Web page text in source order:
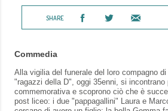
SHARE
Commedia
Alla vigilia del funerale del loro compagno
"ragazzi della D", oggi 35enni, si incontrano
commemorativa e scoprono ciò che è
post liceo: i due "pappagallini" Laura e